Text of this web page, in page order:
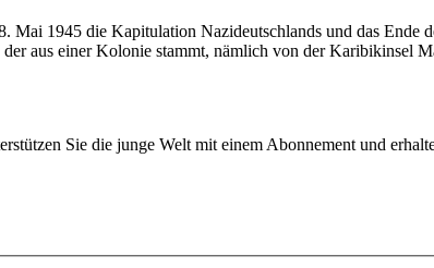
Mai 1945 die Kapitula­tion Nazideutschlands und das
aus einer Kolonie stammt, nämlich von der Karibikinsel
Sie die junge Welt mit einem Abonnement und